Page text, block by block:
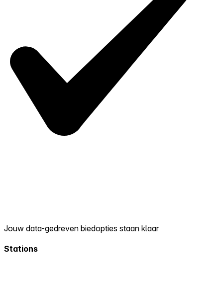
Jouw data-gedreven biedopties staan klaar
Stations